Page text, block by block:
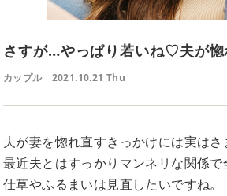
さすが…やっぱり若いね♡夫が
カップル 2021.10.21 Thu
夫が妻を惚れ直すきっかけには実はさ
最近夫とはすっかりマンネリな関係
仕草やふるまいは見直したいですね。